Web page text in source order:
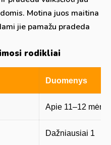
Motina juos maitina
jie pamažu pradeda
rodikliai
Duomenys
Apie 11–12
Dažniausiai 1